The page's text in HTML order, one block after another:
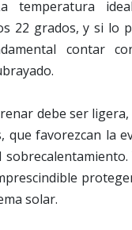
temperatura
22 grados, y si lo
contar
debe ser
que favorezcan la
solar.